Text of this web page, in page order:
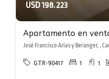
USD 198.223
José Francisco Arias y Beranger, ,
GTR-90417 1 1